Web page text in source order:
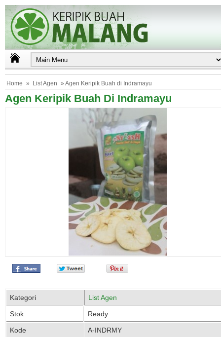
Home » List Agen » Agen Keripik Buah di Indramayu
Agen Keripik Buah Di Indramayu
Kategori List Agen
Stok Ready
Kode A-INDRMY